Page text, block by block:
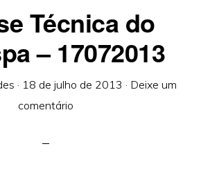
Técnica do
– 17072013
· 18 de julho de 2013 · Deixe um
comentário